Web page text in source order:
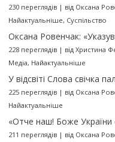
230 переглядів| від Оксана
Найактуальніше, Суспільство
Оксана Ровенчак:
228 переглядів| від Христина
Медіа, Найактуальніше
У відсвіті Слова свічка
225 переглядів| від Оксана
Найактуальніше
«Отче наш! Боже України
211 переглядів| від Оксана